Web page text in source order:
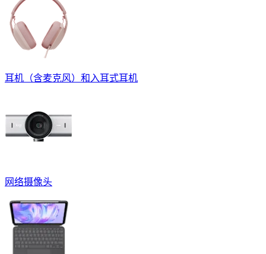
耳机（含麦克风）和入耳式耳机
网络摄像头